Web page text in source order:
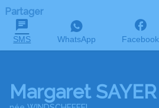
Partager
SMS WhatsApp Facebook
Margaret SAYER